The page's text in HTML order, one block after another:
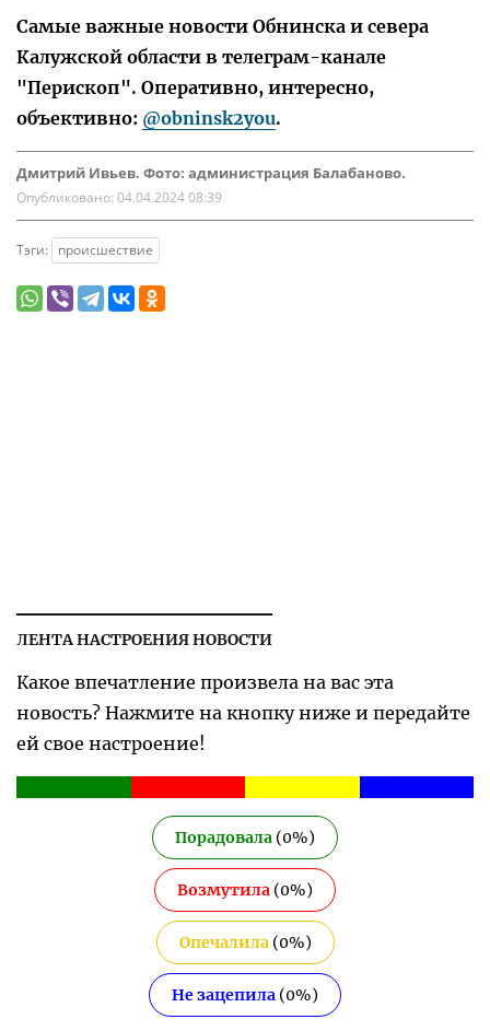
Самые важные новости Обнинска и севера
Калужской области в телеграм-канале
"Перископ". Оперативно, интересно,
объективно: @obninsk2you.
Дмитрий Ивьев. Фото: администрация Балабаново.
Опубликовано: 04.04.2024 08:39
Тэги: происшествие
ЛЕНТА НАСТРОЕНИЯ НОВОСТИ
Какое впечатление произвела на вас эта
новость? Нажмите на кнопку ниже и передайте
ей свое настроение!
Порадовала (0%)
Возмутила (0%)
Опечалила(0%)
Не зацепила (0%)